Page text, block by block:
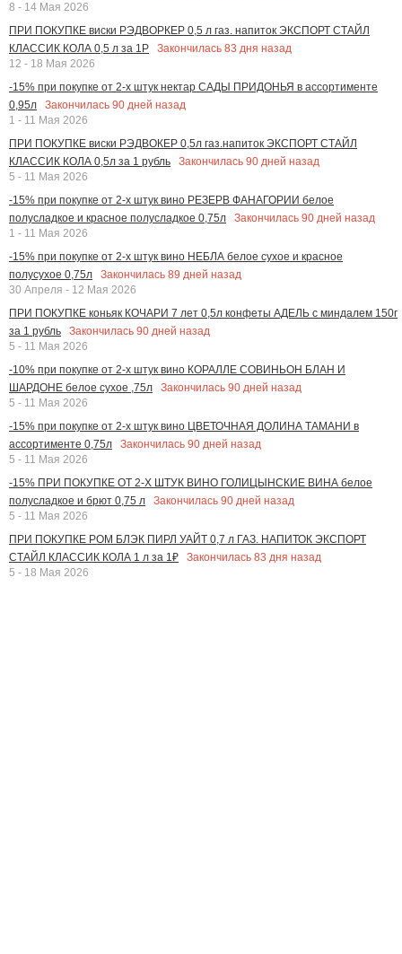
8 - 14 Мая 2026
ПРИ ПОКУПКЕ виски РЭДВОРКЕР 0,5 л газ. напиток ЭКСПОРТ СТАЙЛ
КЛАССИК КОЛА 0,5 л за 1Р
Закончилась 83 дня назад
12 - 18 Мая 2026
-15% при покупке от 2-х штук нектар САДЫ ПРИДОНЬЯ в ассортименте
0,95л
Закончилась 90 дней назад
1 - 11 Мая 2026
ПРИ ПОКУПКЕ виски РЭДВОКЕР 0,5л газ.напиток ЭКСПОРТ СТАЙЛ
КЛАССИК КОЛА 0,5л за 1 рубль
Закончилась 90 дней назад
5 - 11 Мая 2026
-15% при покупке от 2-х штук вино РЕЗЕРВ ФАНАГОРИИ белое
полусладкое и красное полусладкое 0,75л
Закончилась 90 дней назад
1 - 11 Мая 2026
-15% при покупке от 2-х штук вино НЕБЛА белое сухое и красное
полусухое 0,75л
Закончилась 89 дней назад
30 Апреля - 12 Мая 2026
ПРИ ПОКУПКЕ коньяк КОЧАРИ 7 лет 0,5л конфеты АДЕЛЬ с миндалем 150г
за 1 рубль
Закончилась 90 дней назад
5 - 11 Мая 2026
-10% при покупке от 2-х штук вино КОРАЛЛЕ СОВИНЬОН БЛАН И
ШАРДОНЕ белое сухое ,75л
Закончилась 90 дней назад
5 - 11 Мая 2026
-15% при покупке от 2-х штук вино ЦВЕТОЧНАЯ ДОЛИНА ТАМАНИ в
ассортименте 0,75л
Закончилась 90 дней назад
5 - 11 Мая 2026
-15% ПРИ ПОКУПКЕ ОТ 2-Х ШТУК ВИНО ГОЛИЦЫНСКИЕ ВИНА белое
полусладкое и брют 0,75 л
Закончилась 90 дней назад
5 - 11 Мая 2026
ПРИ ПОКУПКЕ РОМ БЛЭК ПИРЛ УАЙТ 0,7 л ГАЗ. НАПИТОК ЭКСПОРТ
СТАЙЛ КЛАССИК КОЛА 1 л за 1₽
Закончилась 83 дня назад
5 - 18 Мая 2026